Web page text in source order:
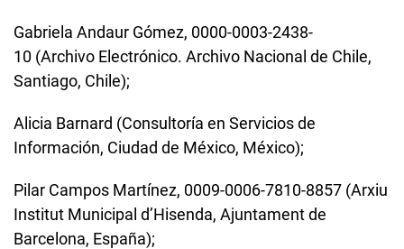
Gabriela Andaur Gómez, 0000-0003-2438-
10 (Archivo Electrónico. Archivo Nacional de Chile,
Santiago, Chile);
Alicia Barnard (Consultoría en Servicios de
Información, Ciudad de México, México);
Pilar Campos Martínez, 0009-0006-7810-8857 (Arxiu
Institut Municipal d’Hisenda, Ajuntament de
Barcelona, España);